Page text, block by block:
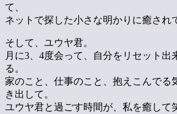
て、
ネットで探した小さな明かりに癒され
そして、ユウヤ君。
月に3、4度会って、自分をリセット出
る。
家のこと、仕事のこと、抱えこんでる
き出して。
ユウヤ君と過ごす時間が、私を癒して